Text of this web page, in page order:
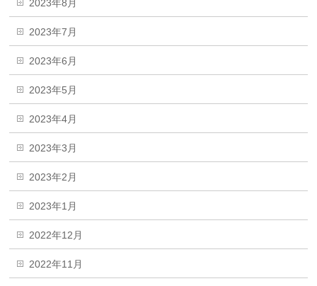
2023年8月
2023年7月
2023年6月
2023年5月
2023年4月
2023年3月
2023年2月
2023年1月
2022年12月
2022年11月